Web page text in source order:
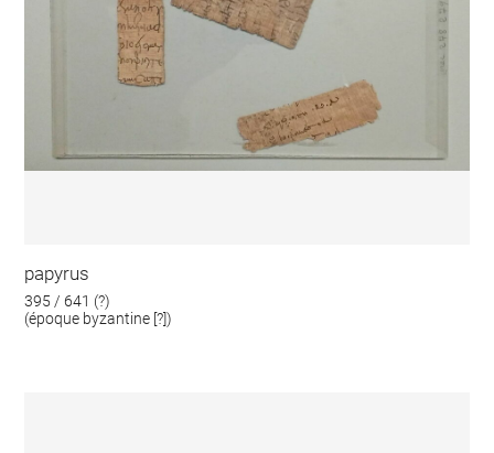
papyrus
395 / 641 (?)
(époque byzantine [?])